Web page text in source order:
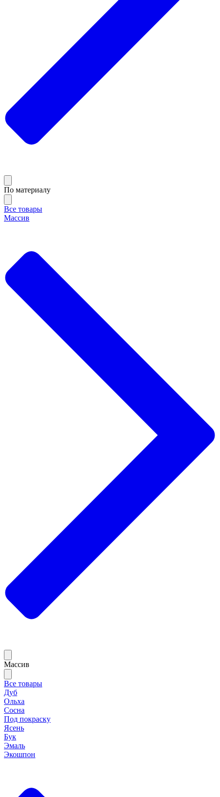
По материалу
Все товары
Массив
Массив
Все товары
Дуб
Ольха
Сосна
Под покраску
Ясень
Бук
Эмаль
Экошпон